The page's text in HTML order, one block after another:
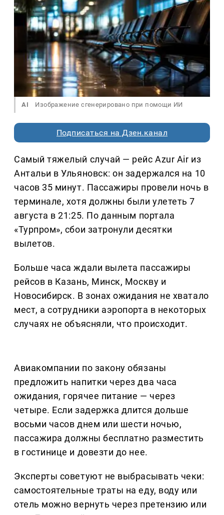
AI Изображение сгенерировано при помощи ИИ
Подписаться на Дзен.канал
Самый тяжелый случай — рейс Azur Air из
Антальи в Ульяновск: он задержался на 10
часов 35 минут. Пассажиры провели ночь в
терминале, хотя должны были улететь 7
августа в 21:25. По данным портала
«Турпром», сбои затронули десятки
вылетов.
Больше часа ждали вылета пассажиры
рейсов в Казань, Минск, Москву и
Новосибирск. В зонах ожидания не хватало
мест, а сотрудники аэропорта в некоторых
случаях не объясняли, что происходит.
Авиакомпании по закону обязаны
предложить напитки через два часа
ожидания, горячее питание — через
четыре. Если задержка длится дольше
восьми часов днем или шести ночью,
пассажира должны бесплатно разместить
в гостинице и довезти до нее.
Эксперты советуют не выбрасывать чеки:
самостоятельные траты на еду, воду или
отель можно вернуть через претензию или